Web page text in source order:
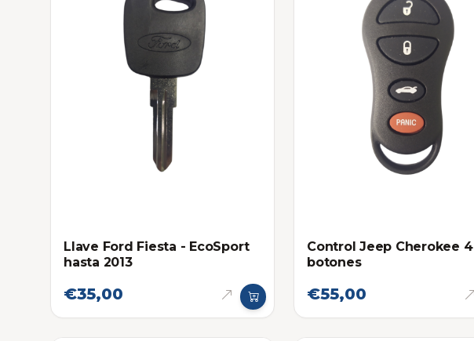
Llave Ford Fiesta - EcoSport
hasta 2013
€35,00
Control Jeep Cherokee 4
botones
€55,00